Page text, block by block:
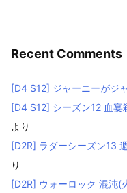
Recent Comments
[D4 S12] ジャーニーがジ
[D4 S12] シーズン12 血宴
より
[D2R] ラダーシーズン13
り
[D2R] ウォーロック 混沌(